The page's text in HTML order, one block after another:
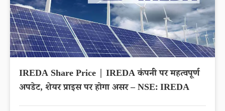
IREDA Share Price | IREDA कंपनी पर महत्वपूर्ण
अपडेट, शेयर प्राइस पर होगा असर – NSE: IREDA